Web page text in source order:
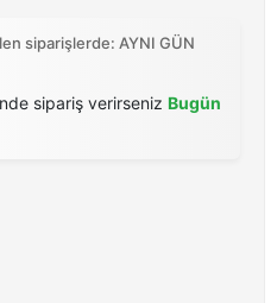
siparişlerde: AYNI GÜN
sipariş verirseniz Bugün